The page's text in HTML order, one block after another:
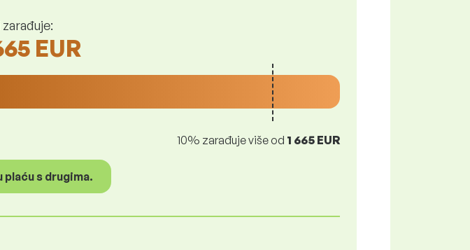
EUR
10% zarađuje više od 1 665 EUR
s drugima.